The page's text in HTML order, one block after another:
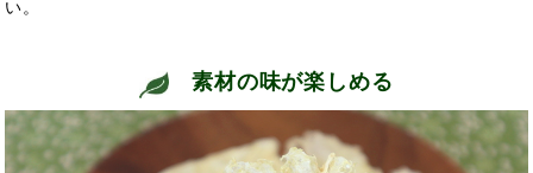
い。
素材の味が楽しめる